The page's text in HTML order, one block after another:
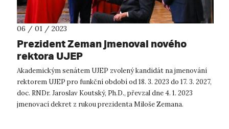
06 / 01 / 2023
Prezident Zeman jmenoval nového
rektora UJEP
Akademickým senátem UJEP zvolený kandidát na jmenování
rektorem UJEP pro funkční období od 18. 3. 2023 do 17. 3. 2027,
doc. RNDr. Jaroslav Koutský, Ph.D., převzal dne 4. 1. 2023
jmenovací dekret z rukou prezidenta Miloše Zemana.